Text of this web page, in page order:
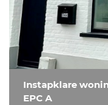
Instapklare
EPC A